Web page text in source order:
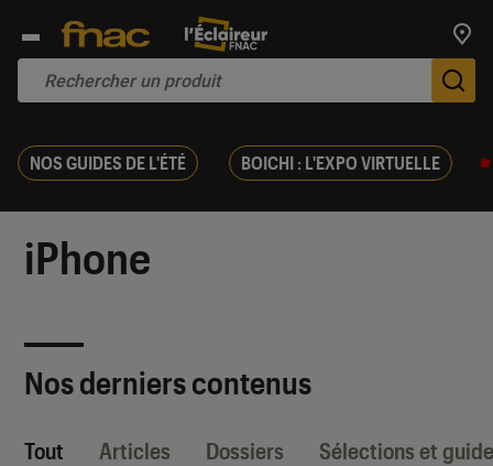
NOS GUIDES DE L'ÉTÉ BOICHI : L'EXPO VIRTUELLE
iPhone
Nos derniers contenus
Tout Articles Dossiers Sélections et